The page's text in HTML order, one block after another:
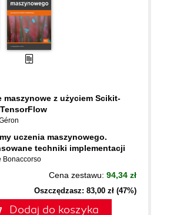
maszynowe z użyciem Scikit-
uczenia maszynowego.
techniki implementacji
Bonaccorso
Cena zestawu: 94,34 zł
Oszczędzasz: 83,00 zł (47%)
Dodaj do koszyka